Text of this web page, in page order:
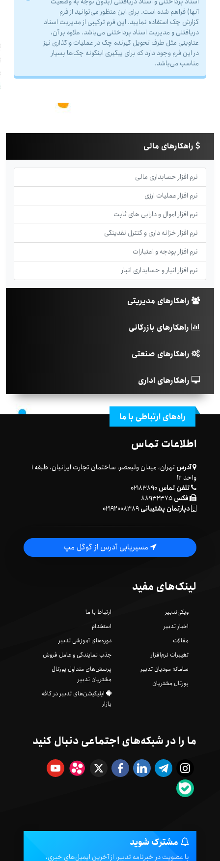
آنها) فراهم شده است. برای این منظور می‌توانید از فرم
گزارش چک استفاده نمایید. این فرم ترکیبى از مدیریت اسناد
دریافتنى و مدیریت اسناد پرداختنى می‌باشد. علاوه بر آن،
عناوینى مثل طرف تحویل گیرنده چک در عملیات واگذارى نیز
در این فرم وجود دارد که براى پیگیرى اینگونه چک‌ها بسیار
مناسب می‌باشد.
راهکارهای مالی
نرم افزار حسابداری مالی
نرم افزار عملیات ارزی
نرم افزار اموال و دارایی های ثابت
نرم افزار خزانه داری و کنترل نقدینگی
نرم افزار بودجه و اعتبارات
نرم افزار انبار و حسابداری انبار
راهکارهای مدیریتی
راهکارهای بازرگانی
راهکارهای صنعتی
راهکارهای اداری
راه‌های ارتباطی با ما
اطلاعات تماس
آدرس
تهران، میدان ولیعصر، ساختمان تجارت ایرانیان، طبقه ۱
واحد ۱۲
تلفن تماس۰۲۱۸۳۸۹۰
فکس
دپارتمان پشتیبانی۰۲۱۹۲۰۰۸۳۸۹
مسیریابی آدرس از گوگل مپ
لینک‌های مفید
ویکی‌تدبیر
اخبار تدبیر
مقالات
تغییرات نرم‌افزار
سامانه مودیان تدبیر
پورتال مشتریان
ارتباط با ما
استخدام
دوره‌های آموزشی تدبیر
جذب نمایندگی و عامل فروش
پرسش‌های متداول پورتال
مشتریان تدبیر
اپلیکیشن‌های تدبیر در کافه
بازار
ما را در شبکه‌های اجتماعی دنبال کنید
مشترک شوید
با عضویت در خبرنامه تدبیر، از آخرین ایمیل‌های خبری،